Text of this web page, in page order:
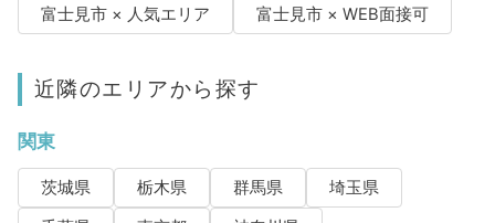
富士見市 × 人気エリア
富士見市 × WEB面接可
近隣のエリアから探す
関東
茨城県 栃木県 群馬県
埼玉県